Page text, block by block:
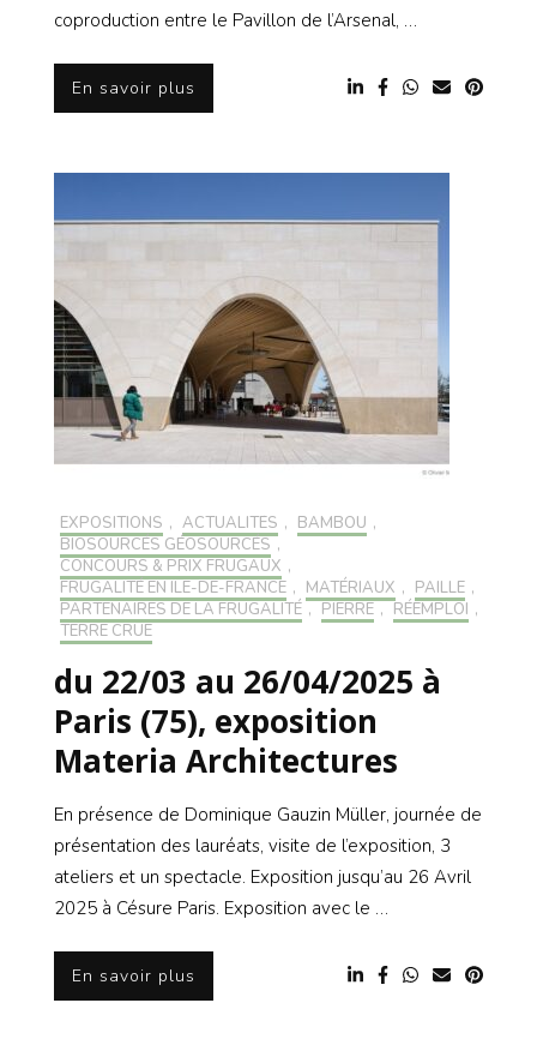
coproduction entre le Pavillon de l’Arsenal, …
En savoir plus
EXPOSITIONS , ACTUALITÉS , BAMBOU ,
BIOSOURCÉS GÉOSOURCÉS ,
CONCOURS & PRIX FRUGAUX ,
FRUGALITÉ EN ILE-DE-FRANCE , MATÉRIAUX , PAILLE ,
PARTENAIRES DE LA FRUGALITÉ , PIERRE , RÉEMPLOI ,
TERRE CRUE
du 22/03 au 26/04/2025 à
Paris (75), exposition
Materia Architectures
En présence de Dominique Gauzin Müller, journée de
présentation des lauréats, visite de l’exposition, 3
ateliers et un spectacle. Exposition jusqu’au 26 Avril
2025 à Césure Paris. Exposition avec le …
En savoir plus